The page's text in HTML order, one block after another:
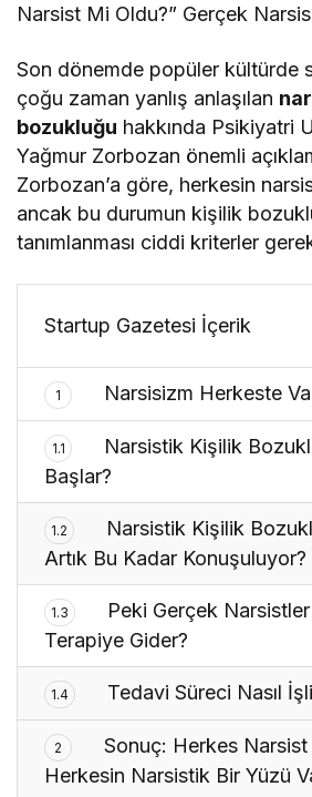
Narsist Mi Oldu?” Gerçek
Son dönemde popüler kültürde
çoğu zaman yanlış anlaşılan
bozukluğu hakkında Psikiyatri
Yağmur Zorbozan önemli
Zorbozan’a göre, herkesin
ancak bu durumun kişilik
tanımlanması ciddi kriterler
Startup Gazetesi İçerik
1 Narsisizm Herkeste
1.1
Narsistik Kişilik
Başlar?
1.2
Narsistik Kişilik
Artık Bu Kadar Konuşuluyor?
1.3
Peki Gerçek
Terapiye Gider?
1.4 Tedavi Süreci Nasıl
2
Sonuç: Herkes
Herkesin Narsistik Bir Yüzü